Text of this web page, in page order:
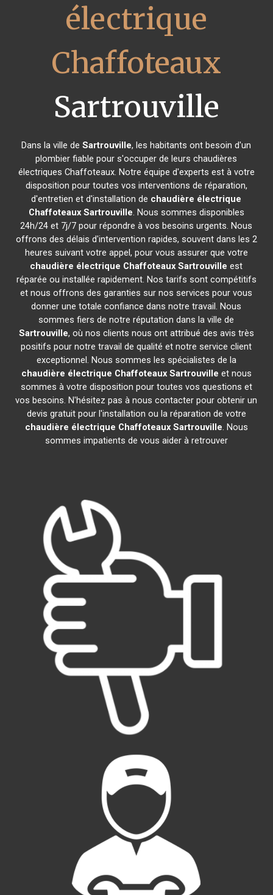
électrique
Chaffoteaux
Sartrouville
Dans la ville deSartrouville, les habitants ont besoin d'un
plombier fiable pour s'occuper de leurs chaudières
électriques Chaffoteaux. Notre équipe d'experts est à votre
disposition pour toutes vos interventions de réparation,
d'entretien et d'installation de chaudière électrique
Chaffoteaux Sartrouville. Nous sommes disponibles
24h/24 et 7j/7 pour répondre à vos besoins urgents. Nous
offrons des délais d'intervention rapides, souvent dans les 2
heures suivant votre appel, pour vous assurer que votre
chaudière électrique Chaffoteaux Sartrouville est
réparée ou installée rapidement. Nos tarifs sont compétitifs
et nous offrons des garanties sur nos services pour vous
donner une totale confiance dans notre travail. Nous
sommes fiers de notre réputation dans la ville de
Sartrouville, où nos clients nous ont attribué des avis très
positifs pour notre travail de qualité et notre service client
exceptionnel. Nous sommes les spécialistes de la
chaudière électrique Chaffoteaux Sartrouville et nous
sommes à votre disposition pour toutes vos questions et
vos besoins. N'hésitez pas à nous contacter pour obtenir un
devis gratuit pour l'installation ou la réparation de votre
chaudière électrique Chaffoteaux Sartrouville. Nous
sommes impatients de vous aider à retrouver